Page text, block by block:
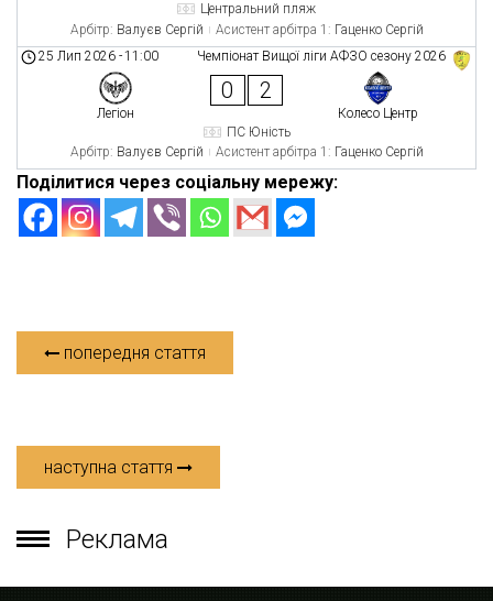
Центральний пляж
Арбітр: Валуєв Сергій Асистент арбітра 1: Гаценко Сергій
Чемпіонат Вищої ліги АФЗО сезону 2026
25 Лип 2026 -11:00
Легіон
0 2
Колесо Центр
ПС Юність
Арбітр: Валуєв Сергій Асистент арбітра 1: Гаценко Сергій
Поділитися через соціальну мережу:
попередня стаття
наступна стаття
Реклама